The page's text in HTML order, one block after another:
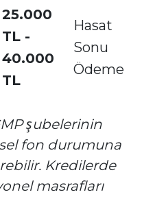
25.000
TL -
40.000
TL
Hasat
Sonu
Ödeme
şubelerinin
fon durumuna
Kredilerde
masrafları